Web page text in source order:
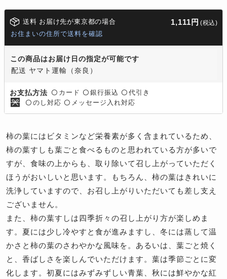
送料 お届け先が東京都の場合 1,111円 (税込)
お住まいの住所で送料を確認
この商品はお届け日の指定が可能です
配送 ヤマト運輸（奈良）
お支払方法 〇 カード 〇 銀行振込 〇 代引き
〇 のし対応 〇 メッセージ入れ対応
柿の葉にはビタミンなど栄養素が多く含まれているため、
柿の葉すしも葉ごと食べるものと思われている方が多いで
すが、食味の上からも、取り除いて召し上がっていただく
ほうがおいしいと思います。もちろん、柿の葉はきれいに
洗浄していますので、お召し上がりいただいても差し支え
ございません。
また、柿の葉すしは四季折々の召し上がり方が楽しめま
す。夏には少し冷やすと食が進みますし、冬には蒸して温
かさと柿の葉のさわやかな風味を。あるいは、葉ごと焼く
と、香ばしさを楽しんでいただけます。葉は季節ごとに変
化します。初夏にはみずみずしい青葉、秋には鮮やかな紅